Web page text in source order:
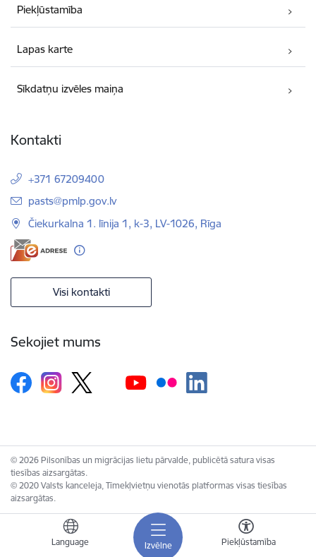
Izvēlne
Language Piekļūstamība
Piekļūstamība
Lapas karte
Sīkdatņu izvēles maiņa
Kontakti
+371 67209400
E-pasts:
pasts@pmlp.gov.lv
Čiekurkalna 1. līnija 1, k-3, LV-1026, Rīga
Visi kontakti
Sekojiet mums
© 2026 Pilsonības un migrācijas lietu pārvalde, publicētā satura visas
tiesības aizsargātas.
© 2020 Valsts kanceleja, Tīmekļvietņu vienotās platformas visas tiesības
aizsargātas.